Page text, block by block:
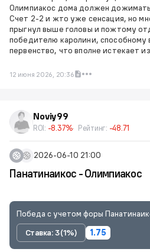
Олимпиакос дома должен
Счет 2-2 и жто уже сенсация, но
прыгнул выше головы и пожтому
победителю каролини, способному
первенство, что вполне истекает
12 июня 2026, 20:36
Noviy99
ROI: -8.37% Рейтинг: -48.71
2026-06-10 21:00
Панатинаикос - Олимпиакос
Победа с учетом форы
Ставка: 3 (1%)
1.75